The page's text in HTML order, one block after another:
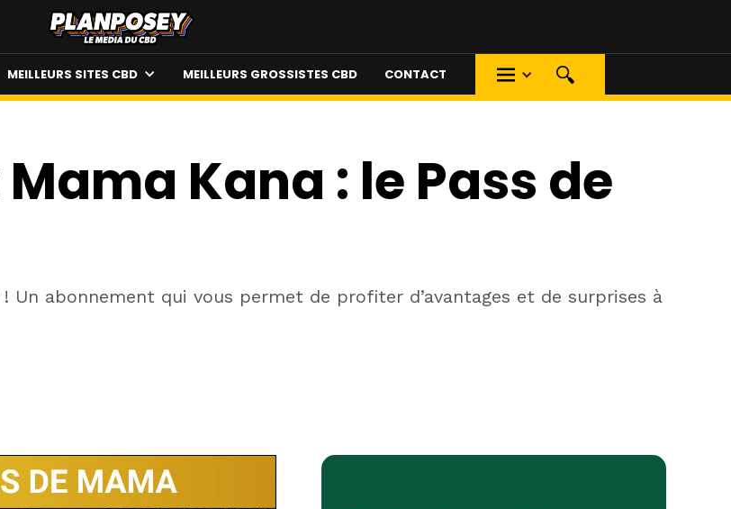
MEILLEURS SITES CBD MEILLEURS GROSSISTES CBD CONTACT
Kana : le Pass de
Un abonnement qui vous permet de profiter d’avantages et de surprises à